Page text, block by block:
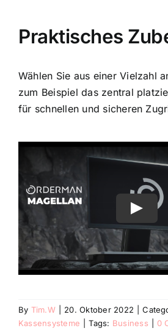
Praktisches
Wählen Sie aus einer Vielzahl
zum Beispiel das zentral
für schnellen und sicheren
By Tim.W 20. Oktober 2022
Kassensysteme
Tags: Business 0